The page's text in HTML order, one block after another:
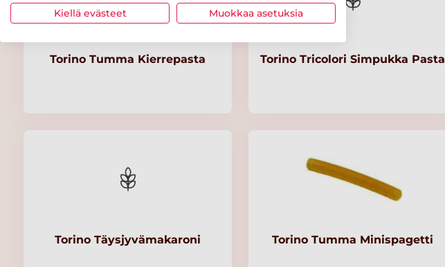
Torino Tumma Kierrepasta Torino Tricolori Simpukka Pasta
Torino Täysjyvämakaroni Torino Tumma Minispagetti
Kiellä evästeet Muokkaa asetuksia